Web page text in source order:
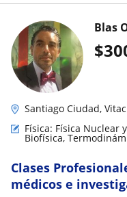
$
Blas
Santiago Ciudad,
Física: Física Nuclear
Biofísica,
Clases
médicos e